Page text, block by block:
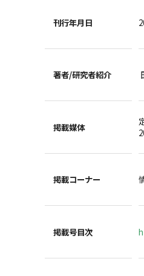
刊行年月日
著者/研究者紹介
掲載媒体
掲載コーナー
掲載号目次